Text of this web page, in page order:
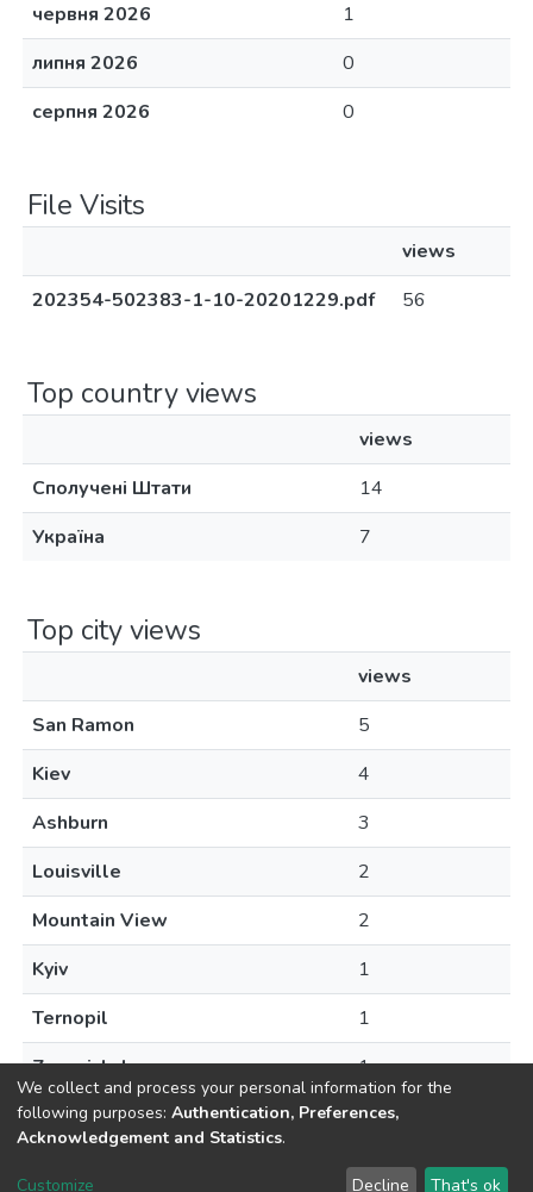
червня 2026
1
липня 2026
0
серпня 2026
0
File Visits
views
202354-502383-1-10-20201229.pdf
56
Top country views
views
Сполучені Штати
14
Україна
7
Top city views
views
San Ramon
5
Kiev
4
Ashburn
3
Louisville
2
Mountain View
2
Kyiv
1
Ternopil
1
Zaporizhzhya
1
DSpace software copyright © 2002-2026 LYRASIS
We collect and process your personal information for the
following purposes: Authentication, Preferences,
Acknowledgement and Statistics.
Customize Decline That's ok